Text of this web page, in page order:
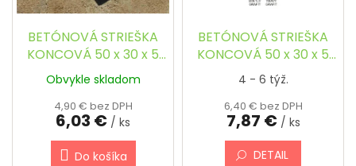
o
BETÓNOVÁ STRIEŠKA
KONCOVÁ 50 x 30 x 5
cm, ŠIKMÁ
Obvykle skladom
4,90 € bez DPH
6,03 € / ks
Do košíka
BETÓNOVÁ STRIEŠKA
KONCOVÁ 50 x 30 x 5
cm, ŠIKMÁ, FAREBNÁ
4 - 6 týž.
6,40 € bez DPH
7,87 € / ks
DETAIL